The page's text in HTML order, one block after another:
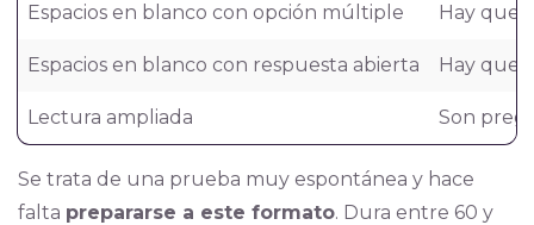
Espacios en blanco con opción múltiple Hay que
Espacios en blanco con respuesta abierta Hay que
Lectura ampliada Son
Se trata de una prueba muy espontánea y hace
falta prepararse a este formato. Dura entre 60 y